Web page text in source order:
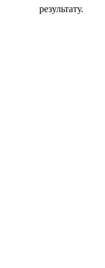
результату.